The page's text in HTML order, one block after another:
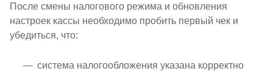
После смены налогового режима и обновления
настроек кассы необходимо пробить первый чек и
убедиться, что:
система налогообложения указана корректно